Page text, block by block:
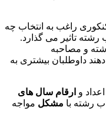
راغب به انتخاب چه
تاثیر می گذارد.
و مصاحبه
به 24 سال تغییر دهند داوطلبان بیشتری به
و ارقام سال های
رشته با مشکل مواجه